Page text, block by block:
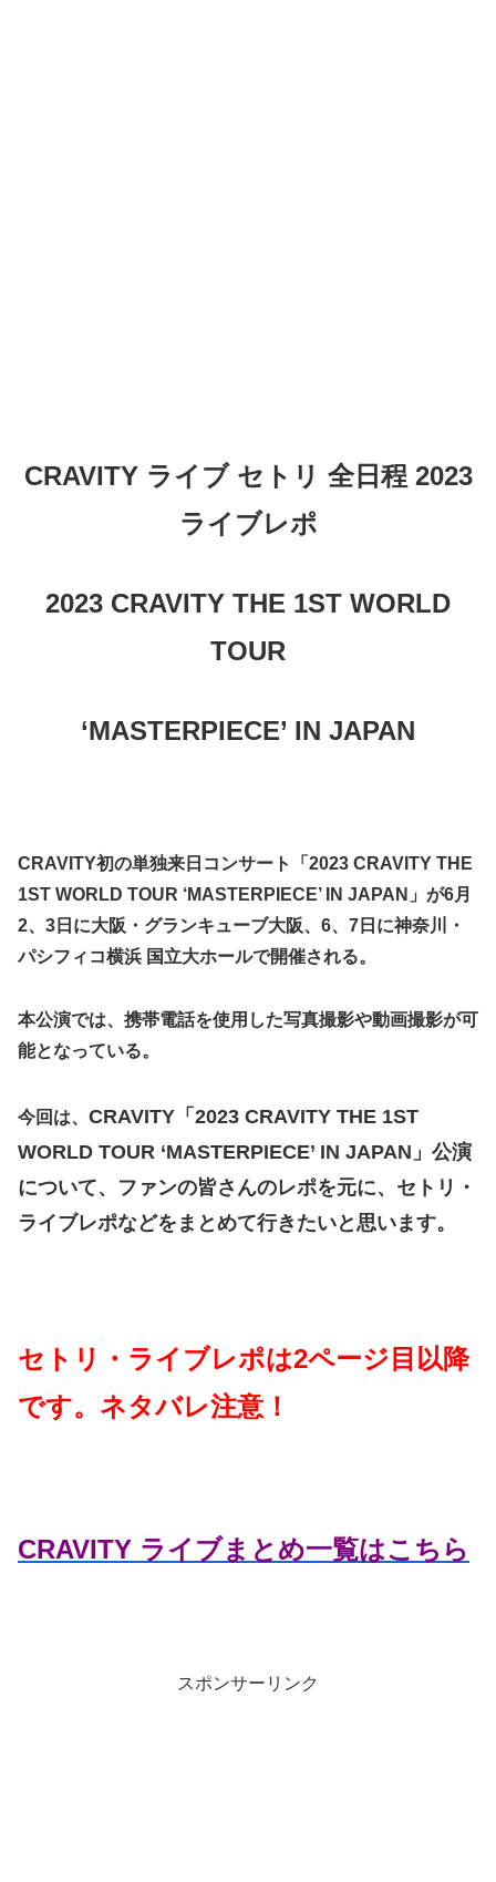
CRAVITY ライブ セトリ 全日程 2023
ライブレポ
2023 CRAVITY THE 1ST WORLD
TOUR
‘MASTERPIECE’ IN JAPAN
CRAVITY初の単独来日コンサート「2023 CRAVITY THE
1ST WORLD TOUR ‘MASTERPIECE’ IN JAPAN」が6月
2、3日に大阪・グランキューブ大阪、6、7日に神奈川・
パシフィコ横浜 国立大ホールで開催される。
本公演では、携帯電話を使用した写真撮影や動画撮影が可
能となっている。
今回は、 CRAVITY「2023 CRAVITY THE 1ST
WORLD TOUR ‘MASTERPIECE’ IN JAPAN」公演
について、ファンの皆さんのレポを元に、セトリ・
ライブレポなどをまとめて行きたいと思います。
セトリ・ライブレポは2ページ目以降
です。ネタバレ注意！
CRAVITY ライブまとめ一覧はこちら
スポンサーリンク